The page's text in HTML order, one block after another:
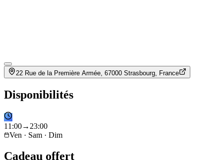
22 Rue de la Première Armée, 67000 Strasbourg, France
Disponibilités
11 :00→ 23:00
Ven · Sam · Dim
Cadeau offert